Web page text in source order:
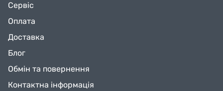
Сервіс
Оплата
Доставка
Блог
Обмін та повернення
Контактна інформація